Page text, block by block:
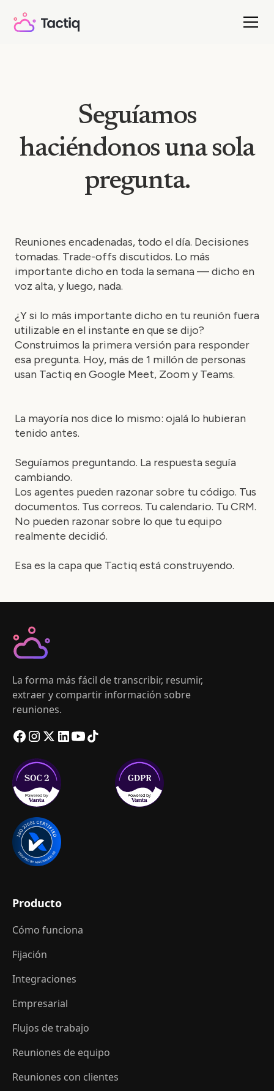
Seguíamos
haciéndonos una sola
pregunta.
Reuniones encadenadas, todo el día. Decisiones
tomadas. Trade-offs discutidos. Lo más
importante dicho en toda la semana — dicho en
voz alta, y luego, nada.
¿Y si lo más importante dicho en tu reunión fuera
utilizable en el instante en que se dijo?
Construimos la primera versión para responder
esa pregunta. Hoy, más de 1 millón de personas
usan Tactiq en Google Meet, Zoom y Teams.
La mayoría nos dice lo mismo: ojalá lo hubieran
tenido antes.
Seguíamos preguntando. La respuesta seguía
cambiando.
Los agentes pueden razonar sobre tu código. Tus
documentos. Tus correos. Tu calendario. Tu CRM.
No pueden razonar sobre lo que tu equipo
realmente decidió.
Esa es la capa que Tactiq está construyendo.
La forma más fácil de transcribir, resumir,
extraer y compartir información sobre
reuniones.
Producto
Cómo funciona
Fijación
Integraciones
Empresarial
Flujos de trabajo
Reuniones de equipo
Reuniones con clientes